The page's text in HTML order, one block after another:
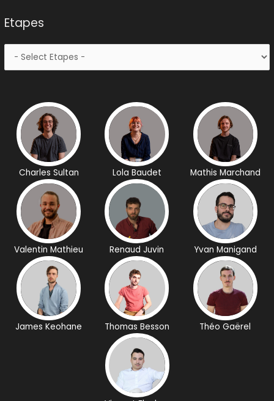
Etapes
Charles Sultan Lola Baudet Mathis Marchand
Valentin Mathieu Renaud Juvin Yvan Manigand
James Keohane Thomas Besson Théo Gaërel